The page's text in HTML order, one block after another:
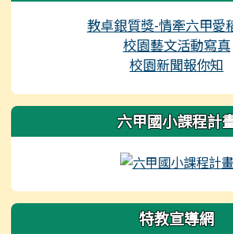
教卓銀質獎-情牽六甲愛
校園藝文活動寫真
校園新聞報你知
六甲國小課程計
右邊區域內容 特教宣導網